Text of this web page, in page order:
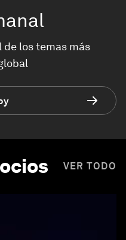
los temas más
VER TODO